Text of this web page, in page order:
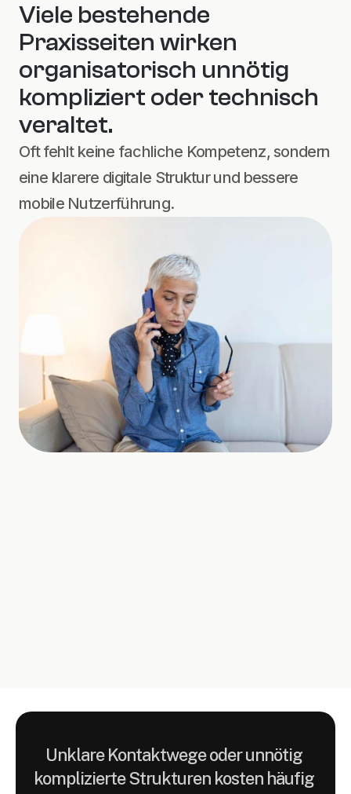
Viele bestehende
Praxisseiten wirken
organisatorisch unnötig
kompliziert oder technisch
veraltet.
Oft fehlt keine fachliche Kompetenz, sondern
eine klarere digitale Struktur und bessere
mobile Nutzerführung.
Unklare Kontaktwege oder unnötig
komplizierte Strukturen kosten häufig